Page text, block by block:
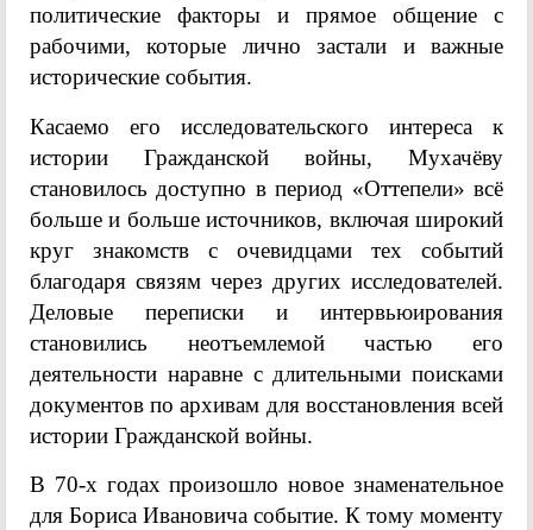
политические факторы и прямое общение с
рабочими, которые лично застали и важные
исторические события.
Касаемо его исследовательского интереса к
истории Гражданской войны, Мухачёву
становилось доступно в период «Оттепели» всё
больше и больше источников, включая широкий
круг знакомств с очевидцами тех событий
благодаря связям через других исследователей.
Деловые переписки и интервьюирования
становились неотъемлемой частью его
деятельности наравне с длительными поисками
документов по архивам для восстановления всей
истории Гражданской войны.
В 70-х годах произошло новое знаменательное
для Бориса Ивановича событие. К тому моменту